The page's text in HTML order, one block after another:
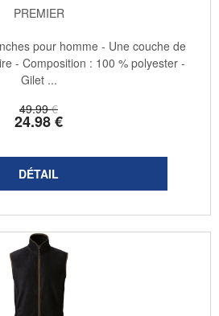
PREMIER
49.99 €
24.98€
pour homme - Une couche de
- Composition : 100 % polyester -
Gilet ...